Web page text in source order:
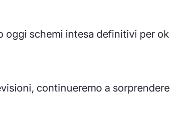
oggi schemi intesa definitivi per ok
continueremo a sorprendere